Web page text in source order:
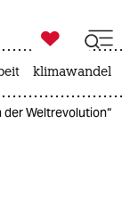

taz zahl ich
klimawandel
der Weltrevolution“